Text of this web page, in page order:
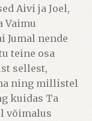
Aivi ja Joel,
Vaimu
Jumal nende
teine osa
sellest,
ning millistel
kuidas Ta
võimalus